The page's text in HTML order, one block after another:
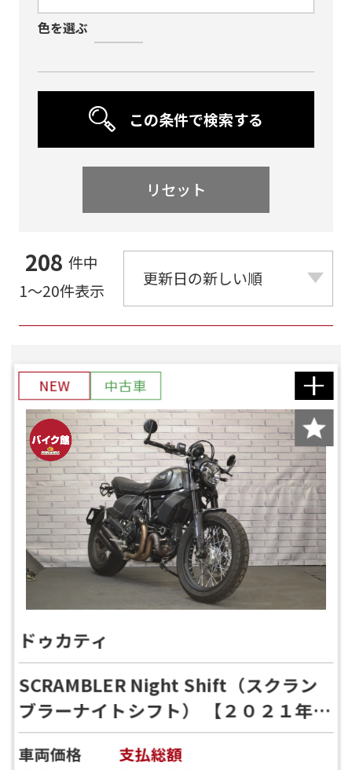
色を選ぶ
この条件で検索する
リセット
208 件中
1～20件表示
NEW 中古車
ドゥカティ
SCRAMBLER Night Shift（スクラン
ブラーナイトシフト） 【２０２１年モ
デル】SCRAMBLER Night Shift
車両価格 支払総額